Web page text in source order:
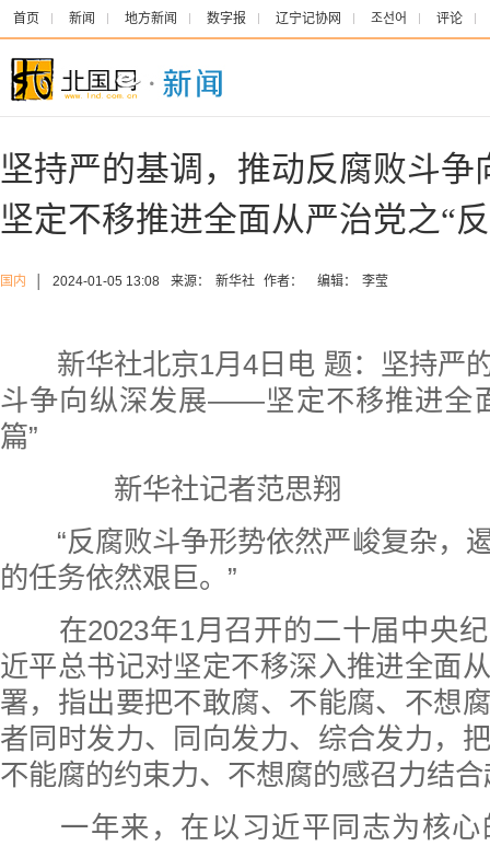
首页 新闻 地方新闻 数字报 辽宁记协网 조선어 评论
坚持严的基调，推动反腐败斗
坚定不移推进全面从严治党之“
国内 2024-01-05 13:08 来源： 新华社 作者： 编辑： 李莹
新华社北京1月4日电 题：坚持严
斗争向纵深发展——坚定不移推进全
篇”
新华社记者范思翔
“反腐败斗争形势依然严峻复杂，
的任务依然艰巨。”
在2023年1月召开的二十届中央
近平总书记对坚定不移深入推进全面
署，指出要把不敢腐、不能腐、不想
者同时发力、同向发力、综合发力，
不能腐的约束力、不想腐的感召力结
一年来，在以习近平同志为核